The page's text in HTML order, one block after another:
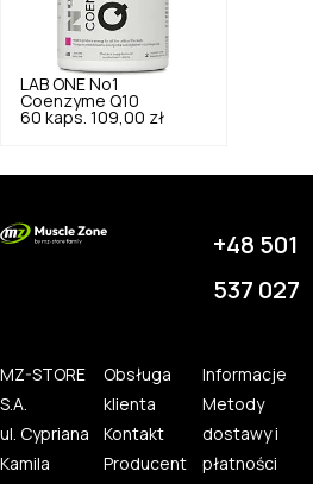
LAB ONE No1
Coenzyme Q10
60 kaps. 109,00 zł
+48 501
537 027
MZ-STORE
S.A.
ul. Cypriana
Kamila
Obsługa
klienta
Kontakt
Producent
Informacje
Metody
dostawy i
płatności